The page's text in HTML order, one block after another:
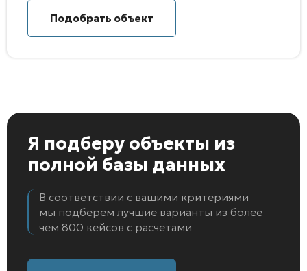
Подобрать объект
Я подберу объекты из
полной базы данных
В соответствии с вашими критериями
мы подберем лучшие варианты из более
чем 800 кейсов с расчетами